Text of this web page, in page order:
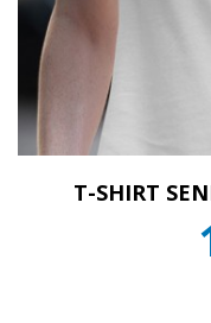
T-SHIRT